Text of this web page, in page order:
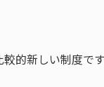
的新しい制度で